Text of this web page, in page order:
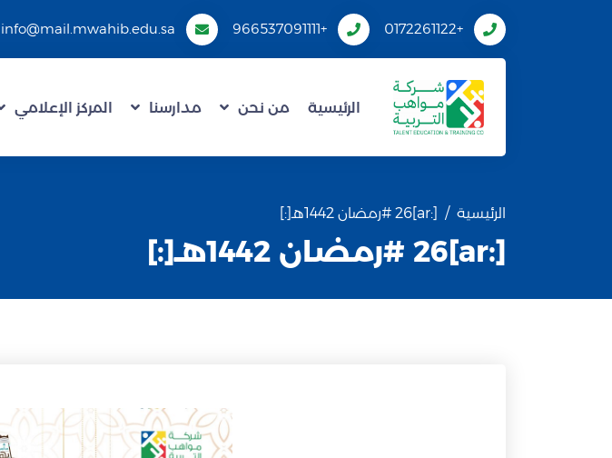
+0172261122
+966537091111
info@mail.mwahib.edu.sa
الرئيسية من نحن مدارسنا المركز الإعلامي
الرئيسية [:ar]26 #رمضان 1442هـ[:]
[:ar]26 #رمضان 1442هـ[:]